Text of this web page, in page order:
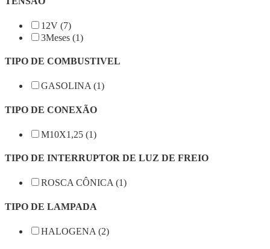
12V (7)
3Meses (1)
TIPO DE COMBUSTIVEL
GASOLINA (1)
TIPO DE CONEXÃO
M10X1,25 (1)
TIPO DE INTERRUPTOR DE LUZ DE FREIO
ROSCA CÔNICA (1)
TIPO DE LAMPADA
HALOGENA (2)